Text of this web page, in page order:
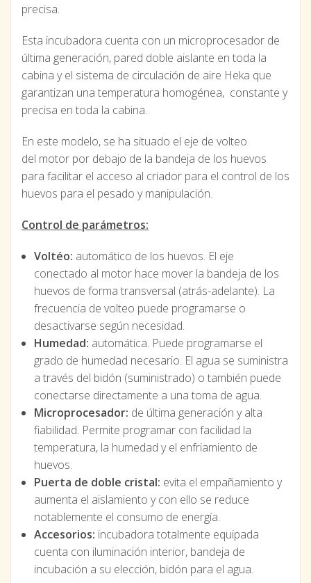
precisa.
Esta incubadora cuenta con un microprocesador de
última generación, pared doble aislante en toda la
cabina y el sistema de circulación de aire Heka que
garantizan una temperatura homogénea, constante y
precisa en toda la cabina.
En este modelo, se ha situado el eje de volteo
del motor por debajo de la bandeja de los huevos
para facilitar el acceso al criador para el control de los
huevos para el pesado y manipulación.
Control de parámetros:
Voltéo: automático de los huevos. El eje
conectado al motor hace mover la bandeja de los
huevos de forma transversal (atrás-adelante). La
frecuencia de volteo puede programarse o
desactivarse según necesidad.
Humedad: automática. Puede programarse el
grado de humedad necesario. El agua se suministra
a través del bidón (suministrado) o también puede
conectarse directamente a una toma de agua.
Microprocesador: de última generación y alta
fiabilidad. Permite programar con facilidad la
temperatura, la humedad y el enfriamiento de
huevos.
Puerta de doble cristal: evita el empañamiento y
aumenta el aislamiento y con ello se reduce
notablemente el consumo de energía.
Accesorios: incubadora totalmente equipada
cuenta con iluminación interior, bandeja de
incubación a su elección, bidón para el agua.